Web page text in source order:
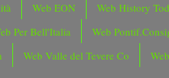
Web EON
Web History
Per Bell'Italia
Web
Web Valle del Tevere Co